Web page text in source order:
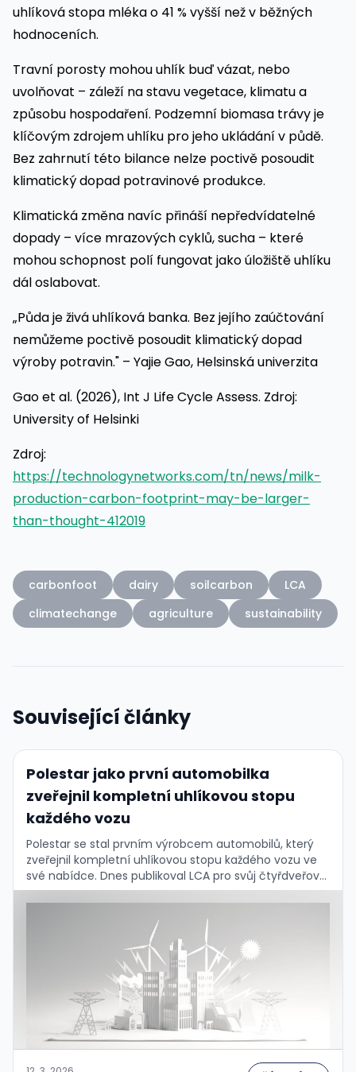
uhlíková stopa mléka o 41 % vyšší než v běžných
hodnoceních.
Travní porosty mohou uhlík buď vázat, nebo
uvolňovat – záleží na stavu vegetace, klimatu a
způsobu hospodaření. Podzemní biomasa trávy je
klíčovým zdrojem uhlíku pro jeho ukládání v půdě.
Bez zahrnutí této bilance nelze poctivě posoudit
klimatický dopad potravinové produkce.
Klimatická změna navíc přináší nepředvídatelné
dopady – více mrazových cyklů, sucha – které
mohou schopnost polí fungovat jako úložiště uhlíku
dál oslabovat.
„Půda je živá uhlíková banka. Bez jejího zaúčtování
nemůžeme poctivě posoudit klimatický dopad
výroby potravin." – Yajie Gao, Helsinská univerzita
Gao et al. (2026), Int J Life Cycle Assess. Zdroj:
University of Helsinki
Zdroj:
https://technologynetworks.com/tn/news/milk-
production-carbon-footprint-may-be-larger-
than-thought-412019
carbonfoot dairy soilcarbon
LCA
climatechange
agriculture sustainability
Související články
Polestar jako první automobilka
zveřejnil kompletní uhlíkovou stopu
každého vozu
Polestar se stal prvním výrobcem automobilů, který
zveřejnil kompletní uhlíkovou stopu každého vozu ve
své nabídce. Dnes publikoval LCA pro svůj čtyřdveřový
GT Polestar 5, čímž pokryl celou modelovou řadu....